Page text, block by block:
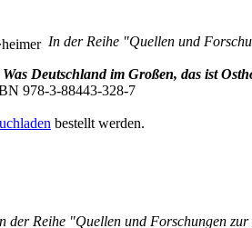
In der Reihe "Quellen und
Was Deutschland im Großen, das ist
978-3-88443-328-7
bestellt werden.
der Reihe "Quellen und Forschungen